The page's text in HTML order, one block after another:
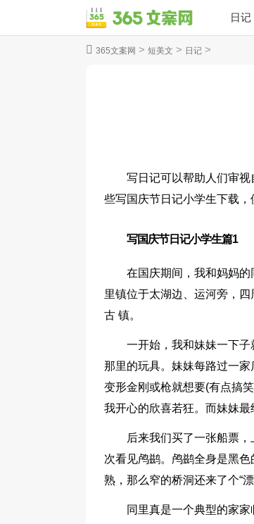
日记
365文案网 > 短美文 > 日记 >
写日记可以帮助人们审
些写国庆节日记小学生下载，
写国庆节日记小学生篇1
在国庆期间，我和妈妈
里镇位于太湖边、运河旁，
古 镇。
一开始，我和妹妹一下
那里的玩具。妹妹每路过一
变形金刚或枪就想要(有点搞
我开心的欣喜若狂。而妹妹最
后来我们买了一张船票
次看见鸬鹚。鸬鹚全身是黑
熟，那么窄的桥洞还来了个“
同里真是一个典型的家